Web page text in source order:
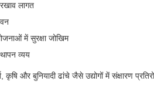
लागत
में सुरक्षा जोखिम
व्यय
कृषि और बुनियादी ढांचे जैसे उद्योगों में संक्षारण